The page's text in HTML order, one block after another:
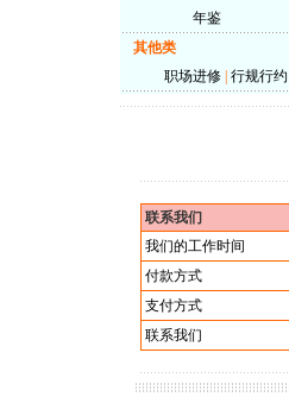
年鉴
其他类
职场进修 行规行约
联系我们
我们的工作时间
付款方式
支付方式
联系我们